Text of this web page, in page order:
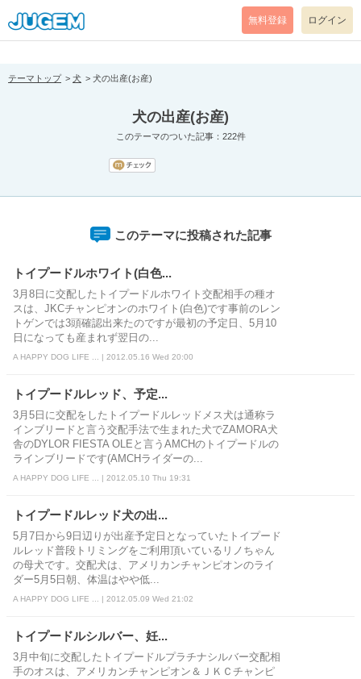
[pear_error: message="Success" code=0 mode=return level=notice
prefix="" info=""]
無料登録 ログイン
テーマトップ 犬 犬の出産(お産)
犬の出産(お産)
このテーマのついた記事：222件
このテーマに投稿された記事
トイプードルホワイト(白色...
3月8日に交配したトイプードルホワイト交配相手の種オ
スは、JKCチャンピオンのホワイト(白色)です事前のレン
トゲンでは3頭確認出来たのですが最初の予定日、5月10
日になっても産まれず翌日の...
A HAPPY DOG LIFE ... | 2012.05.16 Wed 20:00
トイプードルレッド、予定...
3月5日に交配をしたトイプードルレッドメス犬は通称ラ
インブリードと言う交配手法で生まれた犬でZAMORA犬
舎のDYLOR FIESTA OLEと言うAMCHのトイプードルの
ラインブリードです(AMCHライダーの...
A HAPPY DOG LIFE ... | 2012.05.10 Thu 19:31
トイプードルレッド犬の出...
5月7日から9日辺りが出産予定日となっていたトイプード
ルレッド普段トリミングをご利用頂いているリノちゃん
の母犬です。交配犬は、アメリカンチャンピオンのライ
ダー5月5日朝、体温はやや低...
A HAPPY DOG LIFE ... | 2012.05.09 Wed 21:02
トイプードルシルバー、妊...
3月中旬に交配したトイプードルプラチナシルバー交配相
手のオスは、アメリカンチャンピオン＆ＪＫＣチャンピ